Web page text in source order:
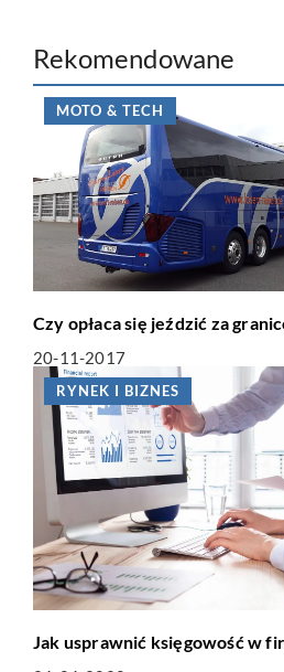
Rekomendowane
MOTO & TECH
Czy opłaca się jeździć za
20-11-2017
RYNEK I BIZNES
Jak usprawnić księgowość w